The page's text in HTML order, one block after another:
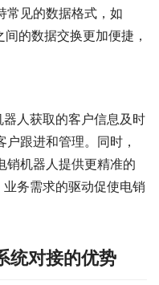
常见的数据格式，如
的数据交换更加便捷，
人获取的客户信息及时
跟进和管理。同时，
销机器人提供更精准的
务需求的驱动促使电销
统对接的优势